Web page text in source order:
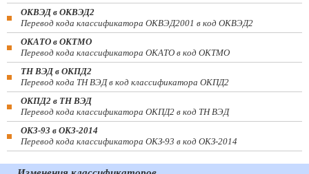
ОКВЭД в ОКВЭД2
Перевод кода классификатора ОКВЭД2001 в код ОКВЭД2
ОКАТО в ОКТМО
Перевод кода классификатора ОКАТО в код ОКТМО
ТН ВЭД в ОКПД2
Перевод кода ТН ВЭД в код классификатора ОКПД2
ОКПД2 в ТН ВЭД
Перевод кода классификатора ОКПД2 в код ТН ВЭД
ОКЗ-93 в ОКЗ-2014
Перевод кода классификатора ОКЗ-93 в код ОКЗ-2014